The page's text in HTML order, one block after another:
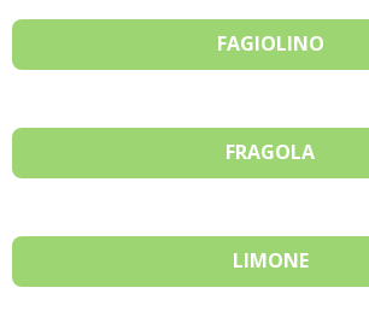
FAGIOLINO
FRAGOLA
LIMONE